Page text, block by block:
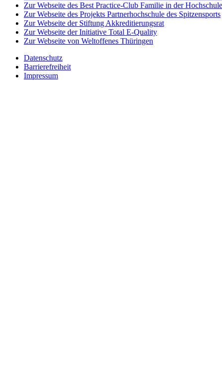
Zur Webseite des Best Practice-Club Familie in der Hochschule
Zur Webseite des Projekts Partnerhochschule des Spitzensports
Zur Webseite der Stiftung Akkreditierungsrat
Zur Webseite der Initiative Total E-Quality
Zur Webseite von Weltoffenes Thüringen
Datenschutz
Barrierefreiheit
Impressum